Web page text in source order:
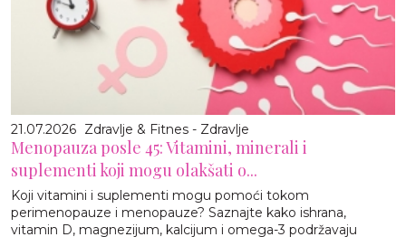
21.07.2026 Zdravlje & Fitnes - Zdravlje
Menopauza posle 45: Vitamini, minerali i
suplementi koji mogu olakšati o...
Koji vitamini i suplementi mogu pomoći tokom
perimenopauze i menopauze? Saznajte kako ishrana,
vitamin D, magnezijum, kalcijum i omega-3 podržavaju